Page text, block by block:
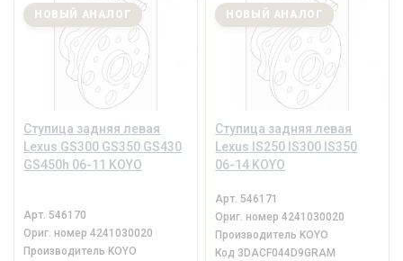
Ступица задняя левая
Lexus GS300 GS350 GS430
GS450h 06-11 KOYO
НОВЫЙ АНАЛОГ
Арт. 546170
Ориг. номер4241030020
Производитель KOYO
Ступица задняя левая
Lexus IS250 IS300 IS350
06-14 KOYO
НОВЫЙ АНАЛОГ
Арт. 546171
Ориг. номер4241030020
Производитель KOYO
Код 3DACF044D9GRAM